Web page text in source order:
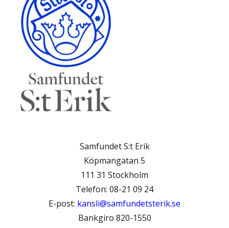
Samfundet S:t Erik
Köpmangatan 5
111 31 Stockholm
Telefon: 08-21 09 24
E-post: kansli@samfundetsterik.se
Bankgiro 820-1550